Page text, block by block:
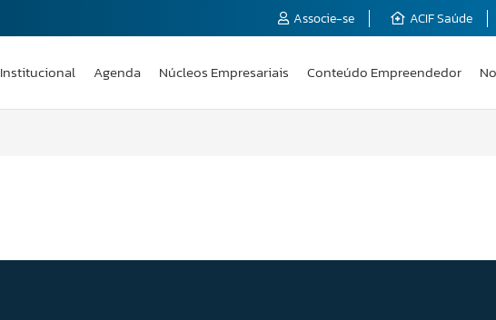
Associe-se ACIF Saúde
Institucional Agenda Núcleos Empresariais Conteúdo Empreendedor